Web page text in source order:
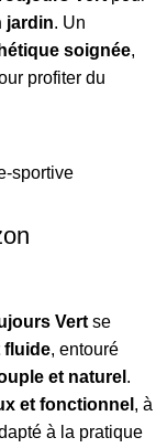
jardin. Un
soignée,
profiter du
Vert se
fluide, entouré
et naturel .
et fonctionnel , à
à la pratique